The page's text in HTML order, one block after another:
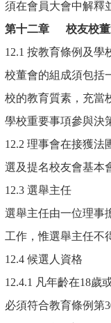
須在會員大會中解釋
第十二章
校友校
12.1 按教育條例及學
校董會的組成須包括
校的教育質素，充當
學校重要事項參與決
12.2 理事會在接獲法
選及提名校友會基本
12.3 選舉主任
選舉主任由一位理事
工作，惟選舉主任不
12.4 候選人資格
12.4.1 凡年齡在18歲
必須符合教育條例第